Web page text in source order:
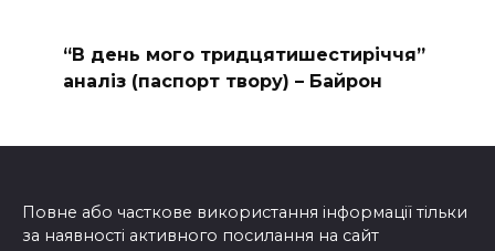
“В день мого тридцятишестиріччя”
аналіз (паспорт твору) – Байрон
Повне або часткове використання інформації тільки
за наявності активного посилання на сайт